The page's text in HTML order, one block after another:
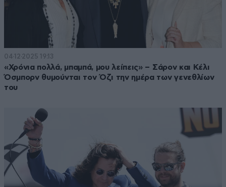
04·12·2025 19:13
«Χρόνια πολλά, μπαμπά, μου λείπεις» – Σάρον και Κέλι
Όσμπορν θυμούνται τον Όζι την ημέρα των γενεθλίων
του